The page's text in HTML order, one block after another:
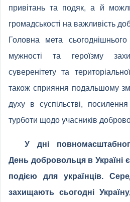
привітань та подяк, а й
громадськості на важливість
Головна мета
мужності та героїзму
суверенітету та
також сприяння подальшому
духу в суспільстві,
турботи щодо учасників
У дні
День добровольця в
подією для українців.
захищають сьогодні